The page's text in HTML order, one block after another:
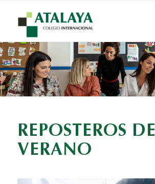
REPOSTEROS DE
VERANO